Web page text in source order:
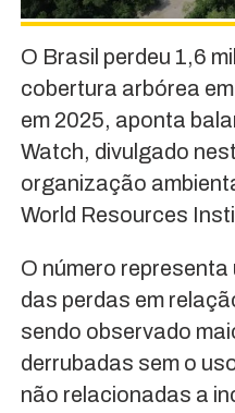
O Brasil perdeu 1,6
cobertura arbórea
em 2025, aponta
Watch, divulgado
organização
World Resources
O número
das perdas em
sendo observado
derrubadas sem o
não relacionadas a